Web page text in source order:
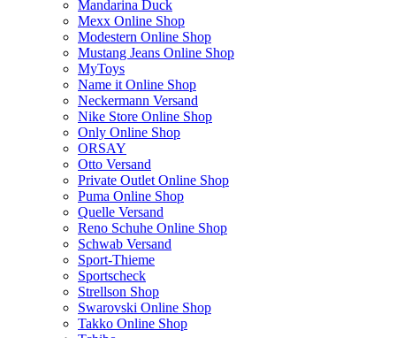
Mandarina Duck
Mexx Online Shop
Modestern Online Shop
Mustang Jeans Online Shop
MyToys
Name it Online Shop
Neckermann Versand
Nike Store Online Shop
Only Online Shop
ORSAY
Otto Versand
Private Outlet Online Shop
Puma Online Shop
Quelle Versand
Reno Schuhe Online Shop
Schwab Versand
Sport-Thieme
Sportscheck
Strellson Shop
Swarovski Online Shop
Takko Online Shop